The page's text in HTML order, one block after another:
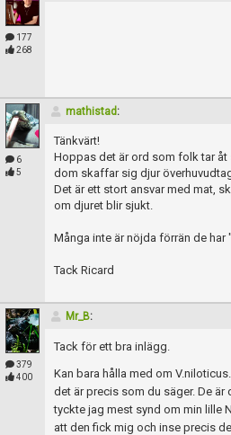
177
268
6
5
mathistad:
Tänkvärt!
Hoppas det är ord som folk tar åt
dom skaffar sig djur
Det är ett stort ansvar med mat,
om djuret blir sjukt.
Många inte är nöjda förrän de har
Tack Ricard
379
400
Mr_B:
Tack för ett bra inlägg.
Kan bara hålla med om
det är precis som du säger. De
tyckte jag mest synd om min lille
att den fick mig och inse precis